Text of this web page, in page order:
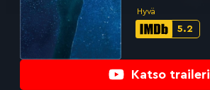
Katso traileri
Hyvä
IMDb-
5.2